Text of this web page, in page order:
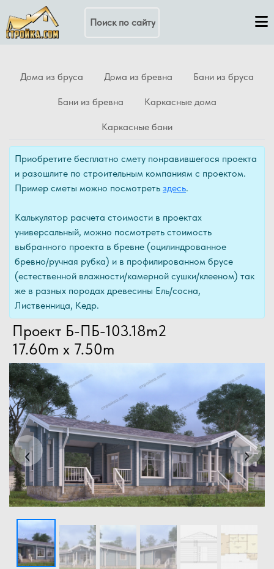
Дома из бруса Дома из бревна Бани из бруса
Бани из бревна Каркасные дома
Каркасные бани
Приобретите бесплатно смету понравившегося проекта
и разошлите по строительным компаниям с проектом.
Пример сметы можно посмотреть здесь.
Калькулятор расчета стоимости в проектах
универсальный, можно посмотреть стоимость
выбранного проекта в бревне (оцилиндрованное
бревно/ручная рубка) и в профилированном брусе
(естественной влажности/камерной сушки/клееном) так
же в разных породах древесины Ель/сосна,
Лиственница, Кедр.
Проект Б-ПБ-103.18m2
17.60m x 7.50m
‹Previous ›Next